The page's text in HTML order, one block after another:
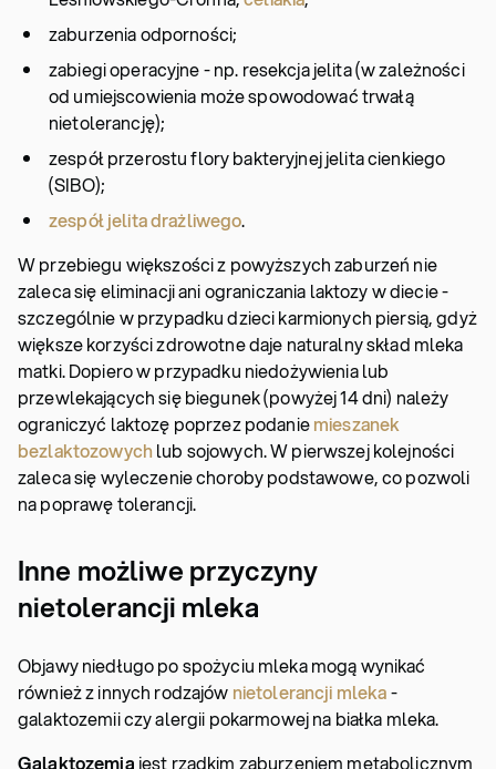
zaburzenia odporności;
zabiegi operacyjne - np. resekcja jelita (w zależności
od umiejscowienia może spowodować trwałą
nietolerancję);
zespół przerostu flory bakteryjnej jelita cienkiego
(SIBO);
zespół jelita drażliwego.
W przebiegu większości z powyższych zaburzeń nie
zaleca się eliminacji ani ograniczania laktozy w diecie -
szczególnie w przypadku dzieci karmionych piersią, gdyż
większe korzyści zdrowotne daje naturalny skład mleka
matki. Dopiero w przypadku niedożywienia lub
przewlekających się biegunek (powyżej 14 dni) należy
ograniczyć laktozę poprzez podaniemieszanek
bezlaktozowych lub sojowych. W pierwszej kolejności
zaleca się wyleczenie choroby podstawowe, co pozwoli
na poprawę tolerancji.
Inne możliwe przyczyny
nietolerancji mleka
Objawy niedługo po spożyciu mleka mogą wynikać
również z innych rodzajów nietolerancji mleka-
galaktozemii czy alergii pokarmowej na białka mleka.
Galaktozemia jest rzadkim zaburzeniem metabolicznym